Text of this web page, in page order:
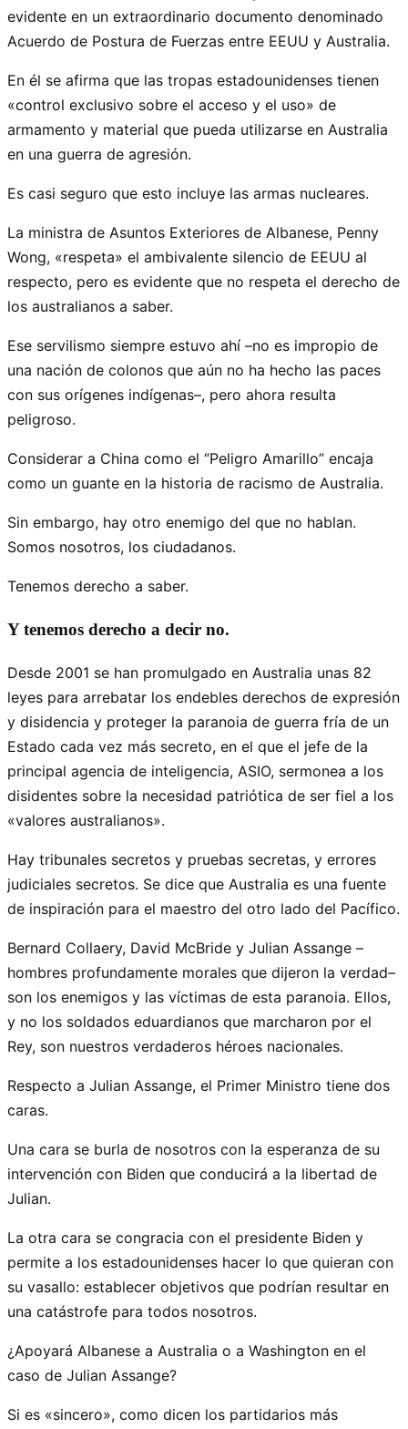
evidente en un extraordinario documento denominado
Acuerdo de Postura de Fuerzas entre EEUU y Australia.
En él se afirma que las tropas estadounidenses tienen
«control exclusivo sobre el acceso y el uso» de
armamento y material que pueda utilizarse en Australia
en una guerra de agresión.
Es casi seguro que esto incluye las armas nucleares.
La ministra de Asuntos Exteriores de Albanese, Penny
Wong, «respeta» el ambivalente silencio de EEUU al
respecto, pero es evidente que no respeta el derecho de
los australianos a saber.
Ese servilismo siempre estuvo ahí –no es impropio de
una nación de colonos que aún no ha hecho las paces
con sus orígenes indígenas–, pero ahora resulta
peligroso.
Considerar a China como el “Peligro Amarillo” encaja
como un guante en la historia de racismo de Australia.
Sin embargo, hay otro enemigo del que no hablan.
Somos nosotros, los ciudadanos.
Tenemos derecho a saber.
Y tenemos derecho a decir no.
Desde 2001 se han promulgado en Australia unas 82
leyes para arrebatar los endebles derechos de expresión
y disidencia y proteger la paranoia de guerra fría de un
Estado cada vez más secreto, en el que el jefe de la
principal agencia de inteligencia, ASIO, sermonea a los
disidentes sobre la necesidad patriótica de ser fiel a los
«valores australianos».
Hay tribunales secretos y pruebas secretas, y errores
judiciales secretos. Se dice que Australia es una fuente
de inspiración para el maestro del otro lado del Pacífico.
Bernard Collaery, David McBride y Julian Assange –
hombres profundamente morales que dijeron la verdad–
son los enemigos y las víctimas de esta paranoia. Ellos,
y no los soldados eduardianos que marcharon por el
Rey, son nuestros verdaderos héroes nacionales.
Respecto a Julian Assange, el Primer Ministro tiene dos
caras.
Una cara se burla de nosotros con la esperanza de su
intervención con Biden que conducirá a la libertad de
Julian.
La otra cara se congracia con el presidente Biden y
permite a los estadounidenses hacer lo que quieran con
su vasallo: establecer objetivos que podrían resultar en
una catástrofe para todos nosotros.
¿Apoyará Albanese a Australia o a Washington en el
caso de Julian Assange?
Si es «sincero», como dicen los partidarios más